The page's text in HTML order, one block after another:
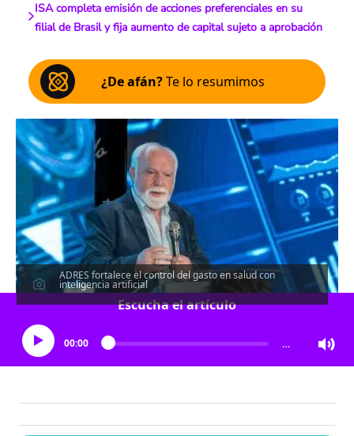
ISA completa emisión de acciones preferenciales en su
filial de Brasil y fija aumento de capital sujeto a aprobación
¿De afán?Te lo resumimos
ADRES fortalece el control del gasto en salud con
inteligencia artificial
Escucha el artículo
00:00 …